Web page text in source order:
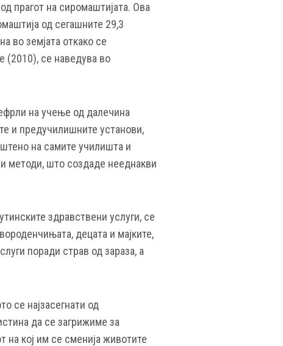
прагот на сиромаштијата. Ова
од сегашните 29,3
во земјата откако се
(2010), се наведува во
на учење од далечина
и предучилишните установи,
на самите училишта и
методи, што создаде нееднакви
здравствени услуги, се
децата и мајките,
поради страв од зараза, а
се најзасегнати од
да се загрижиме за
на кој им се сменија животите